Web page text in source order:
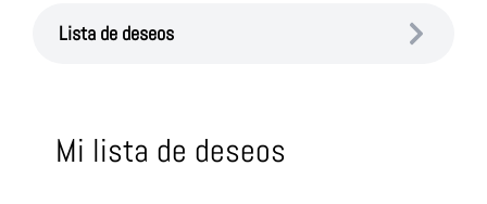
Lista de deseos
Mi lista de deseos